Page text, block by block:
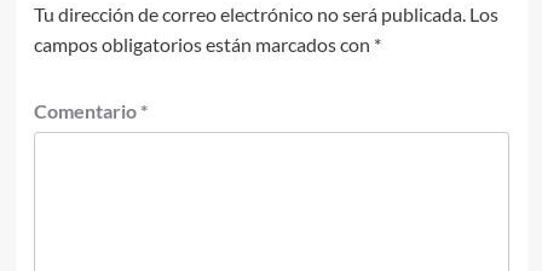
Tu dirección de correo electrónico no será publicada. Los
campos obligatorios están marcados con *
Comentario *